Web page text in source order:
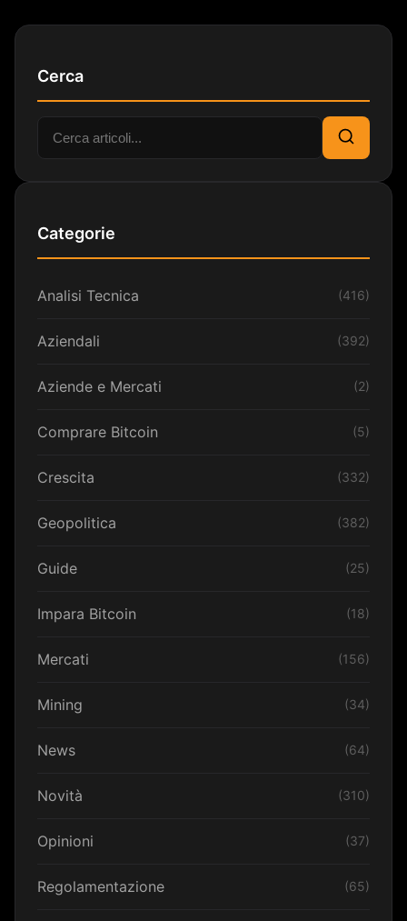
Cerca
Cerca:
Cerca
Categorie
Analisi Tecnica (416)
Aziendali (392)
Aziende e Mercati (2)
Comprare Bitcoin (5)
Crescita (332)
Geopolitica (382)
Guide (25)
Impara Bitcoin (18)
Mercati (156)
Mining (34)
News (64)
Novità (310)
Opinioni (37)
Regolamentazione (65)